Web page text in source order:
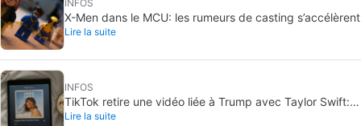
INFOS
X-Men dans le MCU: les rumeurs de casting s’accélèrent
Lire la suite
INFOS
TikTok retire une vidéo liée à Trump avec Taylor Swift:
le son coupé pour copyright
Lire la suite